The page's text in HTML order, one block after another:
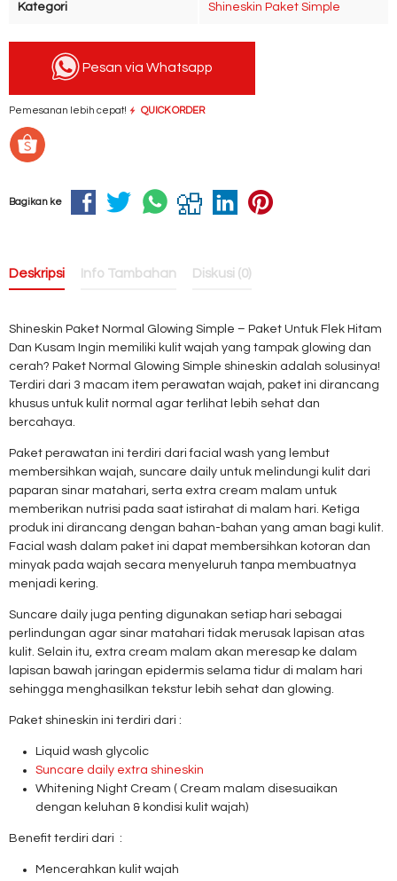
Kategori Shineskin Paket Simple
Pesan via Whatsapp
Pemesanan lebih cepat! QUICK ORDER
Bagikan ke
Deskripsi Info Tambahan Diskusi (0)
Shineskin Paket Normal Glowing Simple – Paket Untuk Flek Hitam
Dan Kusam Ingin memiliki kulit wajah yang tampak glowing dan
cerah? Paket Normal Glowing Simple shineskin adalah solusinya!
Terdiri dari 3 macam item perawatan wajah, paket ini dirancang
khusus untuk kulit normal agar terlihat lebih sehat dan
bercahaya.
Paket perawatan ini terdiri dari facial wash yang lembut
membersihkan wajah, suncare daily untuk melindungi kulit dari
paparan sinar matahari, serta extra cream malam untuk
memberikan nutrisi pada saat istirahat di malam hari. Ketiga
produk ini dirancang dengan bahan-bahan yang aman bagi kulit.
Facial wash dalam paket ini dapat membersihkan kotoran dan
minyak pada wajah secara menyeluruh tanpa membuatnya
menjadi kering.
Suncare daily juga penting digunakan setiap hari sebagai
perlindungan agar sinar matahari tidak merusak lapisan atas
kulit. Selain itu, extra cream malam akan meresap ke dalam
lapisan bawah jaringan epidermis selama tidur di malam hari
sehingga menghasilkan tekstur lebih sehat dan glowing.
Paket shineskin ini terdiri dari :
Liquid wash glycolic
Suncare daily extra shineskin
Whitening Night Cream ( Cream malam disesuaikan
dengan keluhan & kondisi kulit wajah)
Benefit terdiri dari :
Mencerahkan kulit wajah